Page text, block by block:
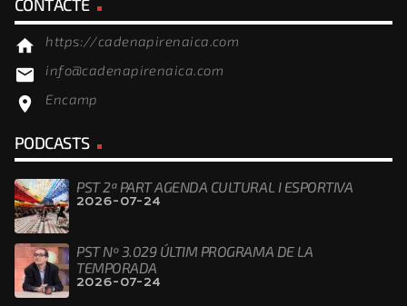
CONTACTE
home https://cadenapirenaica.com
email info@cadenapirenaica.com
location_on Encamp
PODCASTS
PST 2ª PART AGENDA CULTURAL I ESPORTIVA
2026-07-24
PST Nº 3.029 ÚLTIM PROGRAMA DE LA
TEMPORADA
2026-07-24